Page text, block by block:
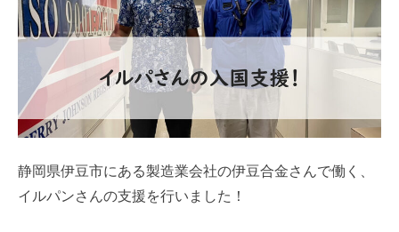
特定技能コラム
採用情報
お問い合わせ
静岡県伊豆市にある製造業会社の伊豆合金さんで働く、
イルパンさんの支援を行いました！